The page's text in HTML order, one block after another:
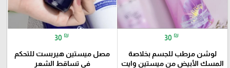
30 ₪
لوشن مرطب للجسم بخلاصة
المسك الأبيض من ميستين وايت
30 ₪
مصل ميستين هيربست للتحكم
في تساقط الشعر